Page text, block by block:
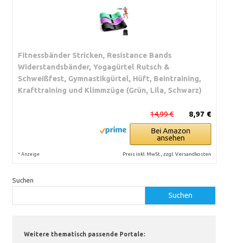
Fitnessbänder Stricken, Resistance Bands
Widerstandsbänder, Yogagürtel Rutsch &
Schweißfest, Gymnastikgürtel, Hüft, Beintraining,
Krafttraining und Klimmzüge (Grün, Lila, Schwarz)
8,97 €
14,99 €
Bei Amazon
ansehen
* Anzeige Preis inkl. MwSt., zzgl. Versandkosten
Suchen
Suchen
Weitere thematisch passende Portale: